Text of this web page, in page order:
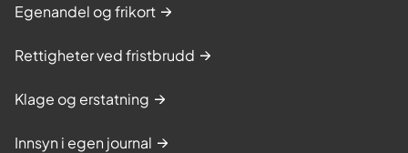
Egenandel og frikort
Rettigheter ved fristbrudd
Klage og erstatning
Innsyn i egen journal